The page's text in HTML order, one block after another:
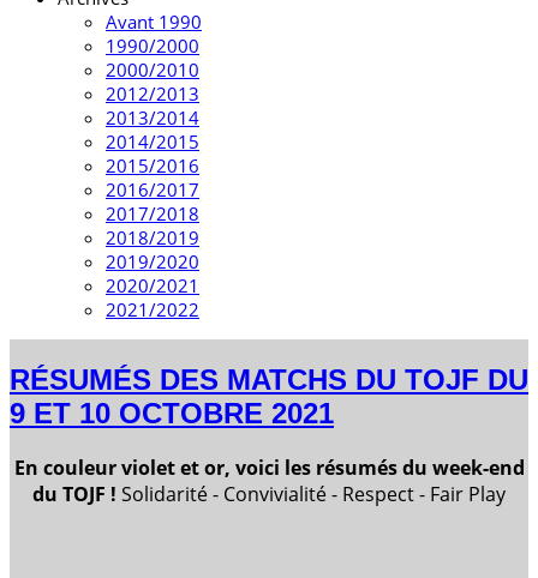
Avant 1990
1990/2000
2000/2010
2012/2013
2013/2014
2014/2015
2015/2016
2016/2017
2017/2018
2018/2019
2019/2020
2020/2021
2021/2022
RÉSUMÉS DES MATCHS DU TOJF DU
9 ET 10 OCTOBRE 2021
En couleur violet et or, voici les résumés du week-end
du TOJF ! Solidarité - Convivialité - Respect - Fair Play